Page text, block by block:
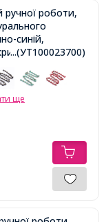
роботи,
синій,
Кольори
...(УТ100023700)
ще